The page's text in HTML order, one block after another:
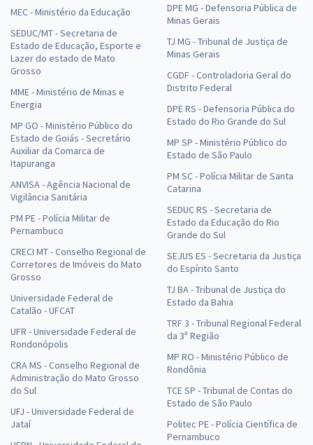
MEC - Ministério da Educação
SEDUC/MT - Secretaria de
Estado de Educação, Esporte e
Lazer do estado de Mato
Grosso
MME - Ministério de Minas e
Energia
MP GO - Ministério Público do
Estado de Goiás - Secretário
Auxiliar da Comarca de
Itapuranga
ANVISA - Agência Nacional de
Vigilância Sanitária
PM PE - Polícia Militar de
Pernambuco
CRECI MT - Conselho Regional de
Corretores de Imóveis do Mato
Grosso
Universidade Federal de
Catalão - UFCAT
UFR - Universidade Federal de
Rondonópolis
CRA MS - Conselho Regional de
Administração do Mato Grosso
do Sul
UFJ - Universidade Federal de
Jataí
DPE MG - Defensoria Pública de
Minas Gerais
TJ MG - Tribunal de Justiça de
Minas Gerais
CGDF - Controladoria Geral do
Distrito Federal
DPE RS - Defensoria Pública do
Estado do Rio Grande do Sul
MP SP - Ministério Público do
Estado de São Paulo
PM SC - Polícia Militar de Santa
Catarina
SEDUC RS - Secretaria de
Estado da Educação do Rio
Grande do Sul
SEJUS ES - Secretaria da Justiça
do Espírito Santo
TJ BA - Tribunal de Justiça do
Estado da Bahia
TRF 3 - Tribunal Regional Federal
da 3ª Região
MP RO - Ministério Público de
Rondônia
TCE SP - Tribunal de Contas do
Estado de São Paulo
Politec PE - Polícia Científica de
Pernambuco